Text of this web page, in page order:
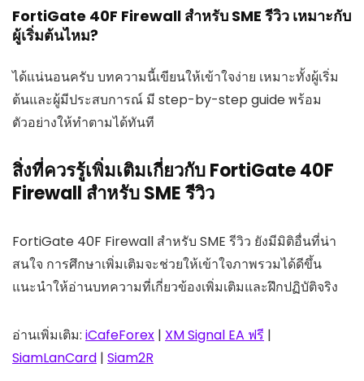
FortiGate 40F Firewall สำหรับ SME รีวิว เหมาะกับ
ผู้เริ่มต้นไหม?
ได้แน่นอนครับ บทความนี้เขียนให้เข้าใจง่าย เหมาะทั้งผู้เริ่ม
ต้นและผู้มีประสบการณ์ มี step-by-step guide พร้อม
ตัวอย่างให้ทำตามได้ทันที
สิ่งที่ควรรู้เพิ่มเติมเกี่ยวกับ FortiGate 40F
Firewall สำหรับ SME รีวิว
FortiGate 40F Firewall สำหรับ SME รีวิว ยังมีมิติอื่นที่น่า
สนใจ การศึกษาเพิ่มเติมจะช่วยให้เข้าใจภาพรวมได้ดีขึ้น
แนะนำให้อ่านบทความที่เกี่ยวข้องเพิ่มเติมและฝึกปฏิบัติจริง
อ่านเพิ่มเติม: iCafeForex | XM Signal EA ฟรี |
SiamLanCard | Siam2R